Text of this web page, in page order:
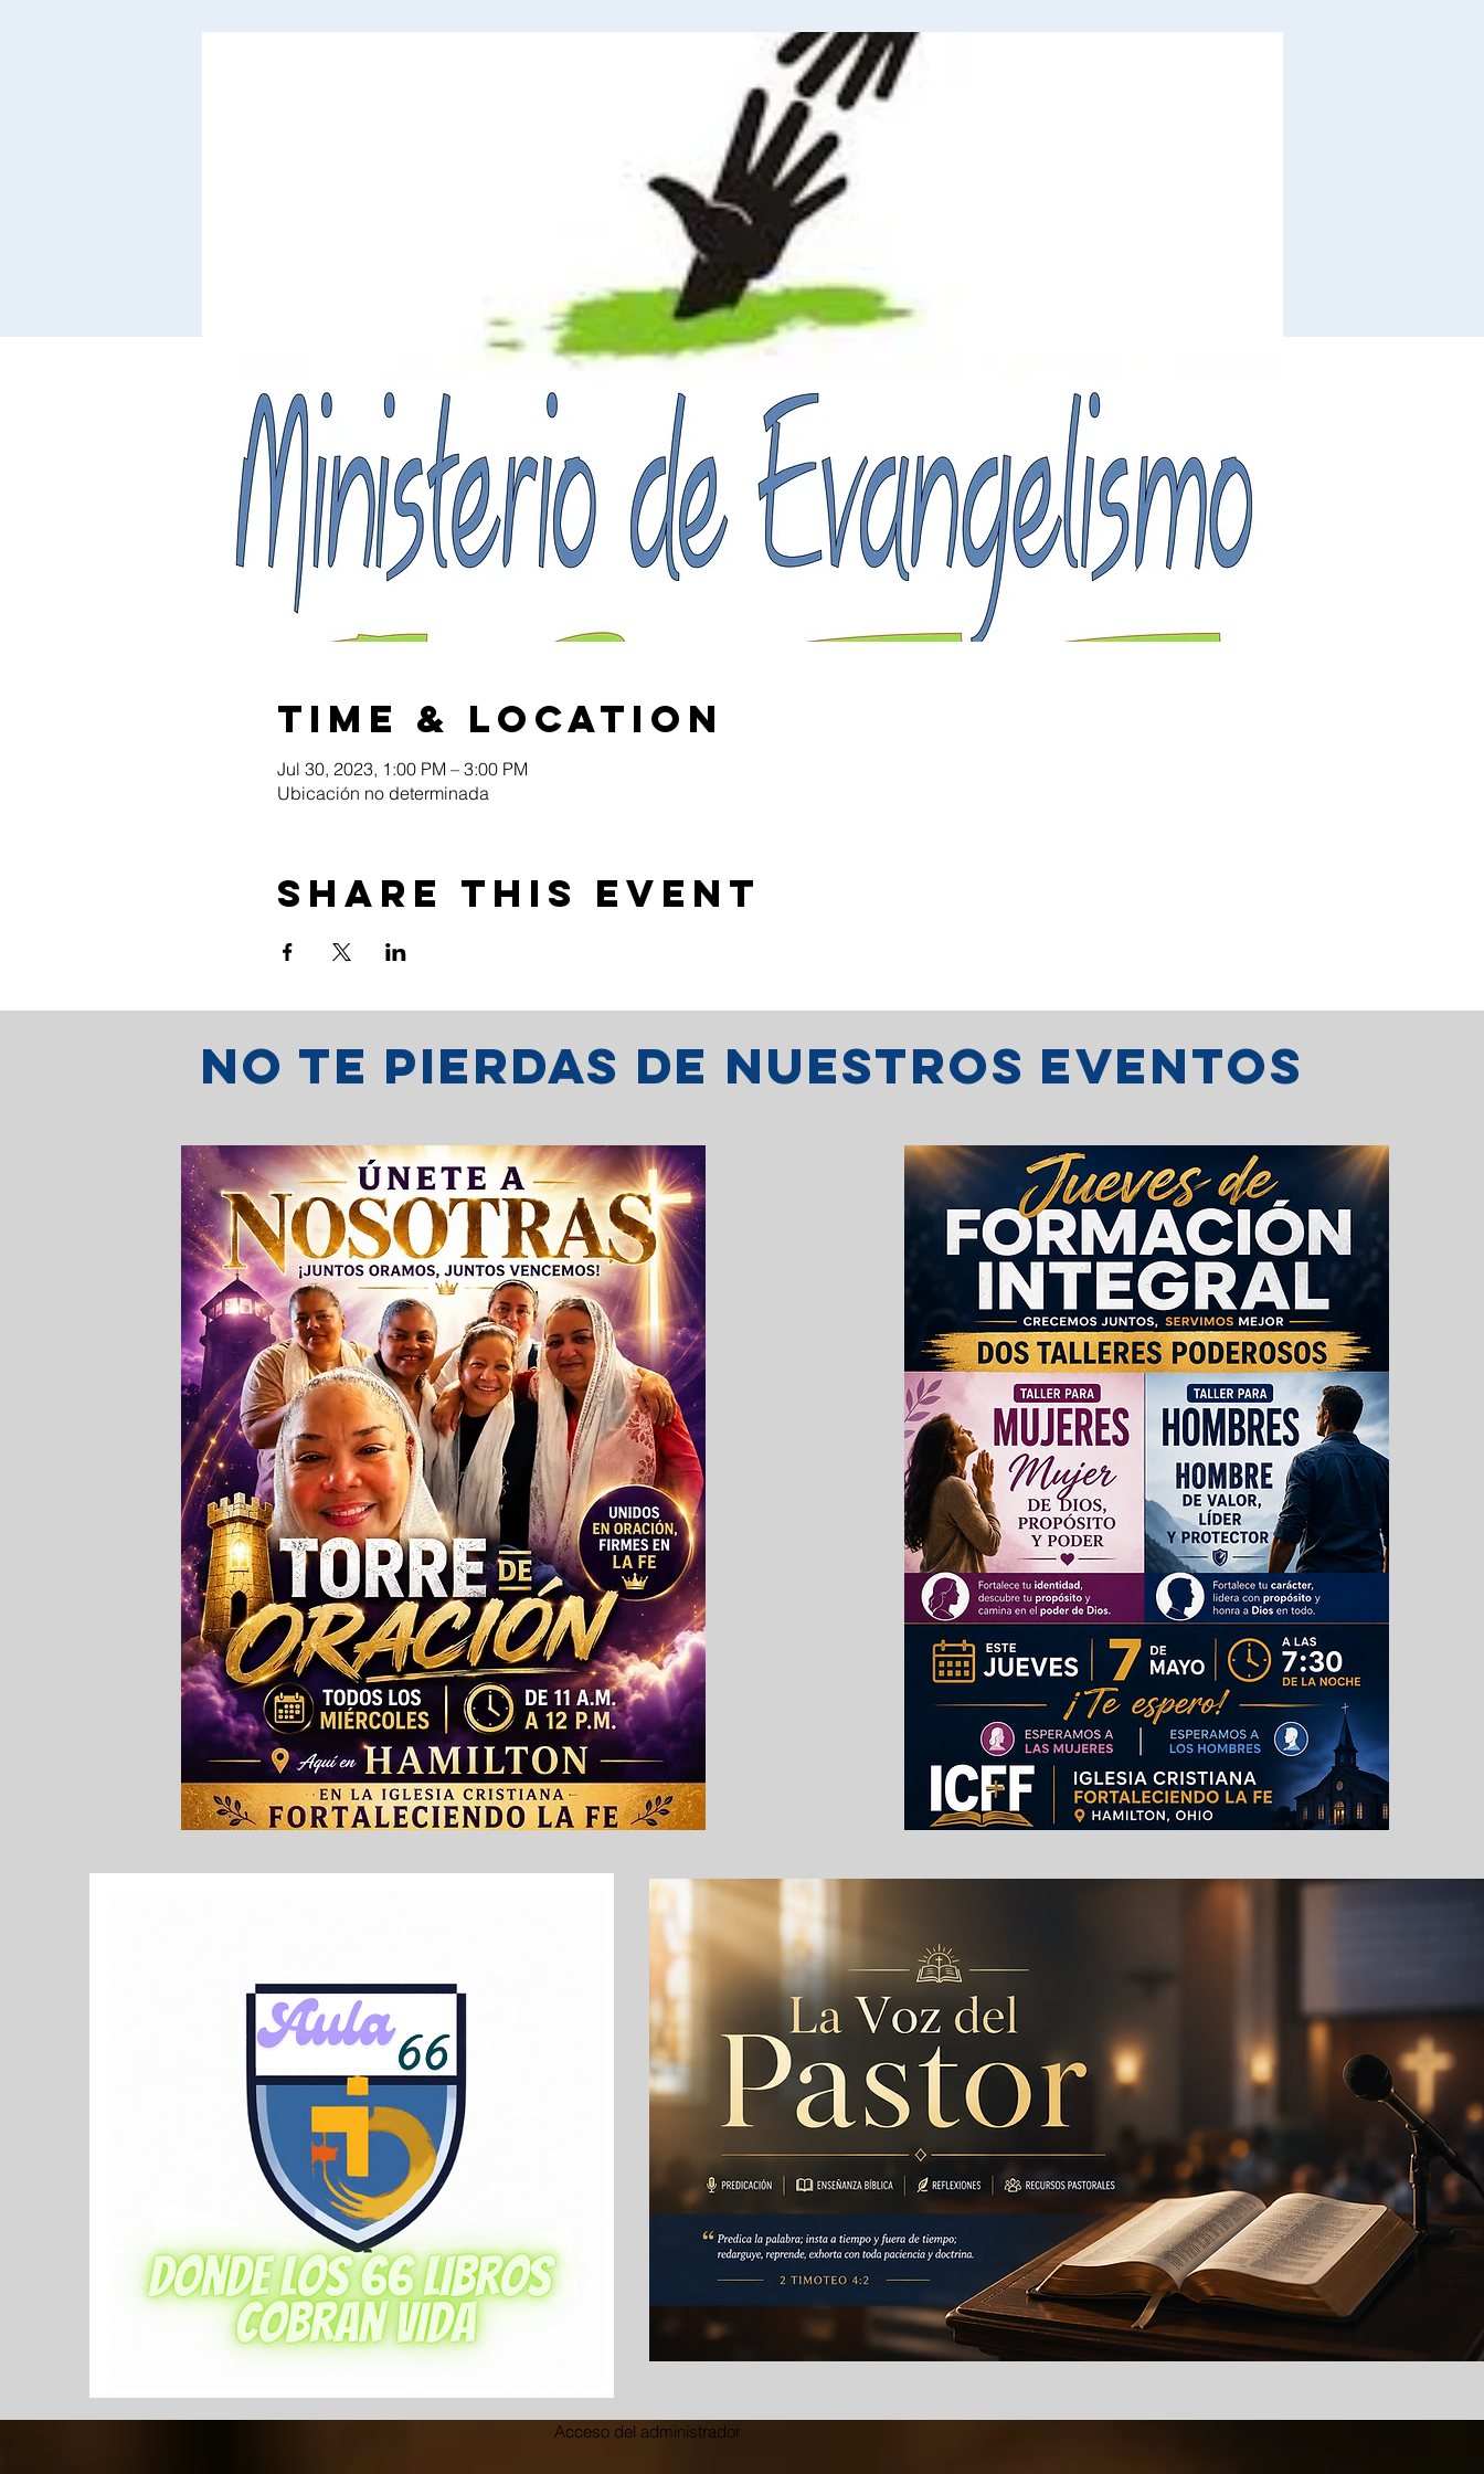
Time & Location
Jul 30, 2023, 1:00 PM – 3:00 PM
Ubicación no determinada
Share this event
No te pierdas de nuestros eventos
Acceso del administrador